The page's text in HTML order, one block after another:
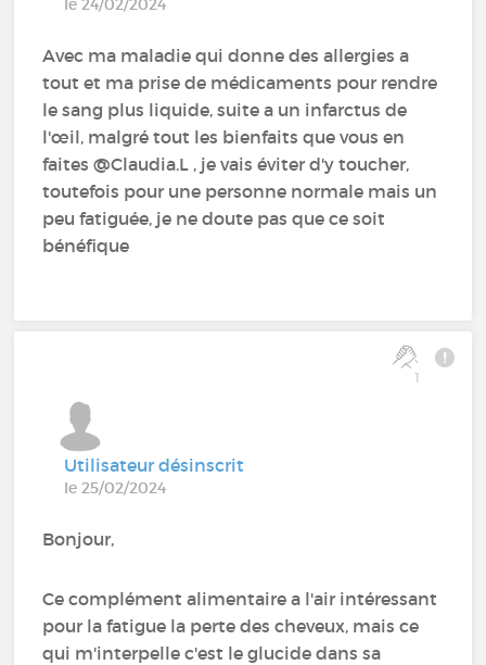
le 24/02/2024
Avec ma maladie qui donne des allergies a
tout et ma prise de médicaments pour rendre
le sang plus liquide, suite a un infarctus de
l'œil, malgré tout les bienfaits que vous en
faites @Claudia.L , je vais éviter d'y toucher,
toutefois pour une personne normale mais un
peu fatiguée, je ne doute pas que ce soit
bénéfique
1
Utilisateur désinscrit
le 25/02/2024
Bonjour,
Ce complément alimentaire a l'air intéressant
pour la fatigue la perte des cheveux, mais ce
qui m'interpelle c'est le glucide dans sa